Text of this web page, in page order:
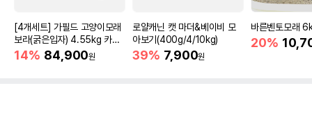
[4개세트] 가필드 고양이모래
보라(굵은입자) 4.55kg 카사
바모래
14% 84,900원
로얄캐닌 캣 마더&베이비 모
아보기(400g/4/10kg)
39% 7,900원
바른벤토모래
20%